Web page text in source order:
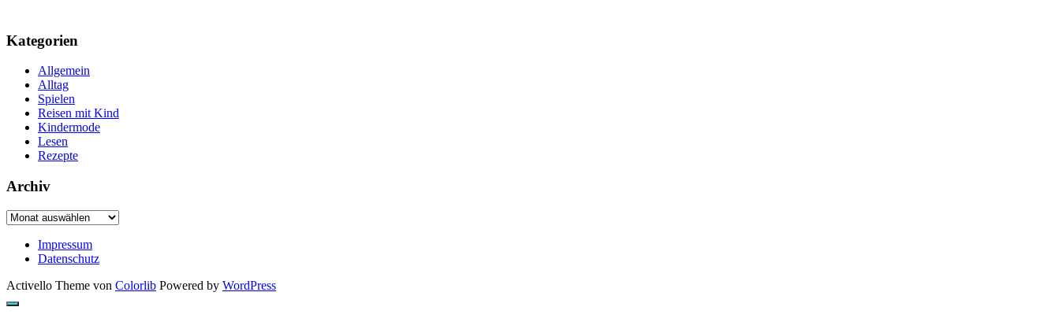
Kategorien
Allgemein
Alltag
Spielen
Reisen mit Kind
Kindermode
Lesen
Rezepte
Archiv
Archiv
Impressum
Datenschutz
Activello Theme von Colorlib Powered by WordPress